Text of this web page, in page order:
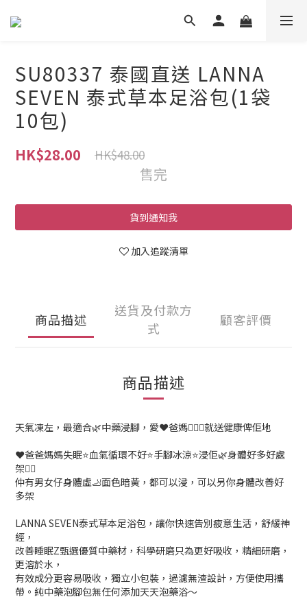
SU80337 泰國直送 LANNA
SEVEN 泰式草本足浴包(1袋
10包)
HK$28.00 HK$48.00
售完
貨到通知我
加入追蹤清單
商品描述
送貨及付款方
式
顧客評價
商品描述
天氣凍左，最適合🌿中藥浸腳，愛❤️爸媽🙇🏻‍♀️就送健康俾佢地
❤️爸爸媽媽失眠⭐血氣循環不好⭐手腳冰涼⭐浸佢🌿身體好多好處
架👍🏻
仲有男女仔身體虛🦶面色暗黃，都可以浸，可以另你身體改善好
多架
LANNA SEVEN泰式草本足浴包，讓你快速告別疲意生活，舒緩神
經，
改善睡眠Z甄選優質中藥材，科學研磨只為更好吸收，精細研磨，
更溶於水，
有效成分更容易吸收，獨立小包裝，過濾無渣設計，方便使用攜
帶。純中藥泡腳包無任何添加天天泡藥浴〜